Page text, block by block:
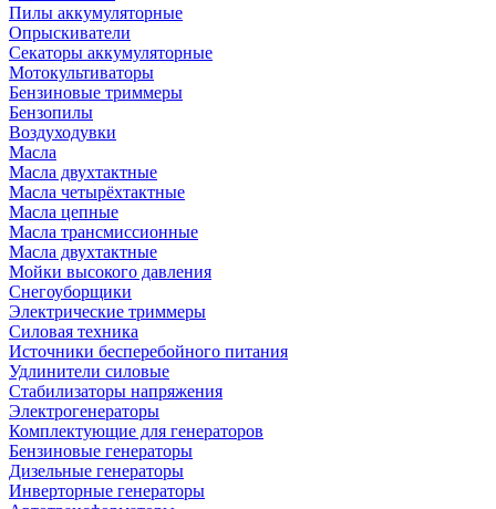
Пилы аккумуляторные
Опрыскиватели
Секаторы аккумуляторные
Мотокультиваторы
Бензиновые триммеры
Бензопилы
Воздуходувки
Масла
Масла двухтактные
Масла четырёхтактные
Масла цепные
Масла трансмиссионные
Масла двухтактные
Мойки высокого давления
Снегоуборщики
Электрические триммеры
Силовая техника
Источники бесперебойного питания
Удлинители силовые
Стабилизаторы напряжения
Электрогенераторы
Комплектующие для генераторов
Бензиновые генераторы
Дизельные генераторы
Инверторные генераторы